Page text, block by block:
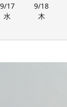
9/17
水
9/18
木